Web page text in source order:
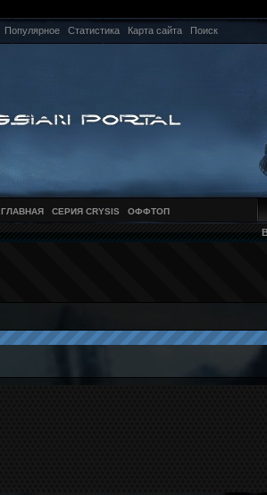
Популярное Статистика Карта сайта Поиск
ГЛАВНАЯ СЕРИЯ CRYSIS ОФФТОП